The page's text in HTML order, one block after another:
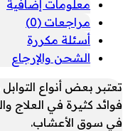
معلومات إضافية
مراجعات (0)
أسئلة مكررة
الشحن والإرجاع
تعتبر بعض أنواع
فوائد كثيرة في العلاج
في سوق الأعشاب.